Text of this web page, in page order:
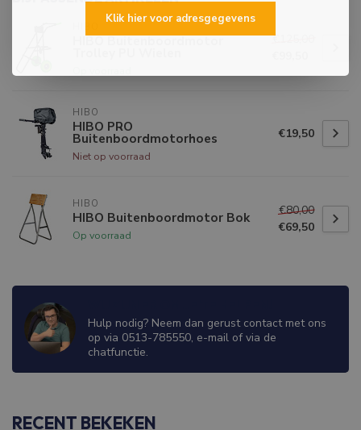
HIBO Buitenboordmotor
€125,00
HIBO
HIBO PRO
Buitenboordmotorhoes
Niet op voorraad
€19,50
HIBO
HIBO Buitenboordmotor Bok
Op voorraad
€80,00
€69,50
Hulp nodig? Neem dan gerust contact met ons
op via 0513-785550, e-mail of via de
chatfunctie.
RECENT BEKEKEN
Klik hier voor adresgegevens